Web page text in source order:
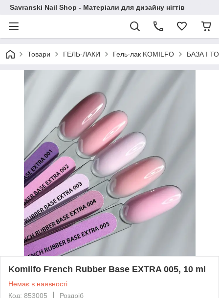
Savranski Nail Shop - Матеріали для дизайну нігтів
Товари ГЕЛЬ-ЛАКИ Гель-лак KOMILFO БАЗА І
Komilfo French Rubber Base EXTRA 005, 10 ml
Немає в наявності
Код: 853005
Роздріб